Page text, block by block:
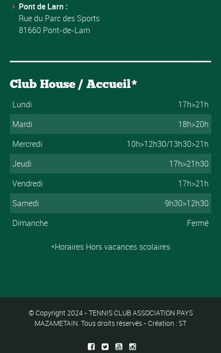
Pont de Larn :
Rue du Parc des Sports
81660 Pont-de-Larn
Club House / Accueil*
Lundi
17h>21h
Mardi
18h>20h
Mercredi
10h>12h30/13h30>21h
Jeudi
17h>21h30
Vendredi
17h>21h
Samedi
9h30>12h30
Dimanche
Fermé
*Horaires Hors vacances scolaires
© Copyright 2024 - TENNIS CLUB ASSOCIATION PAYS
MAZAMETAIN. Tous droits réservés - Création : ST